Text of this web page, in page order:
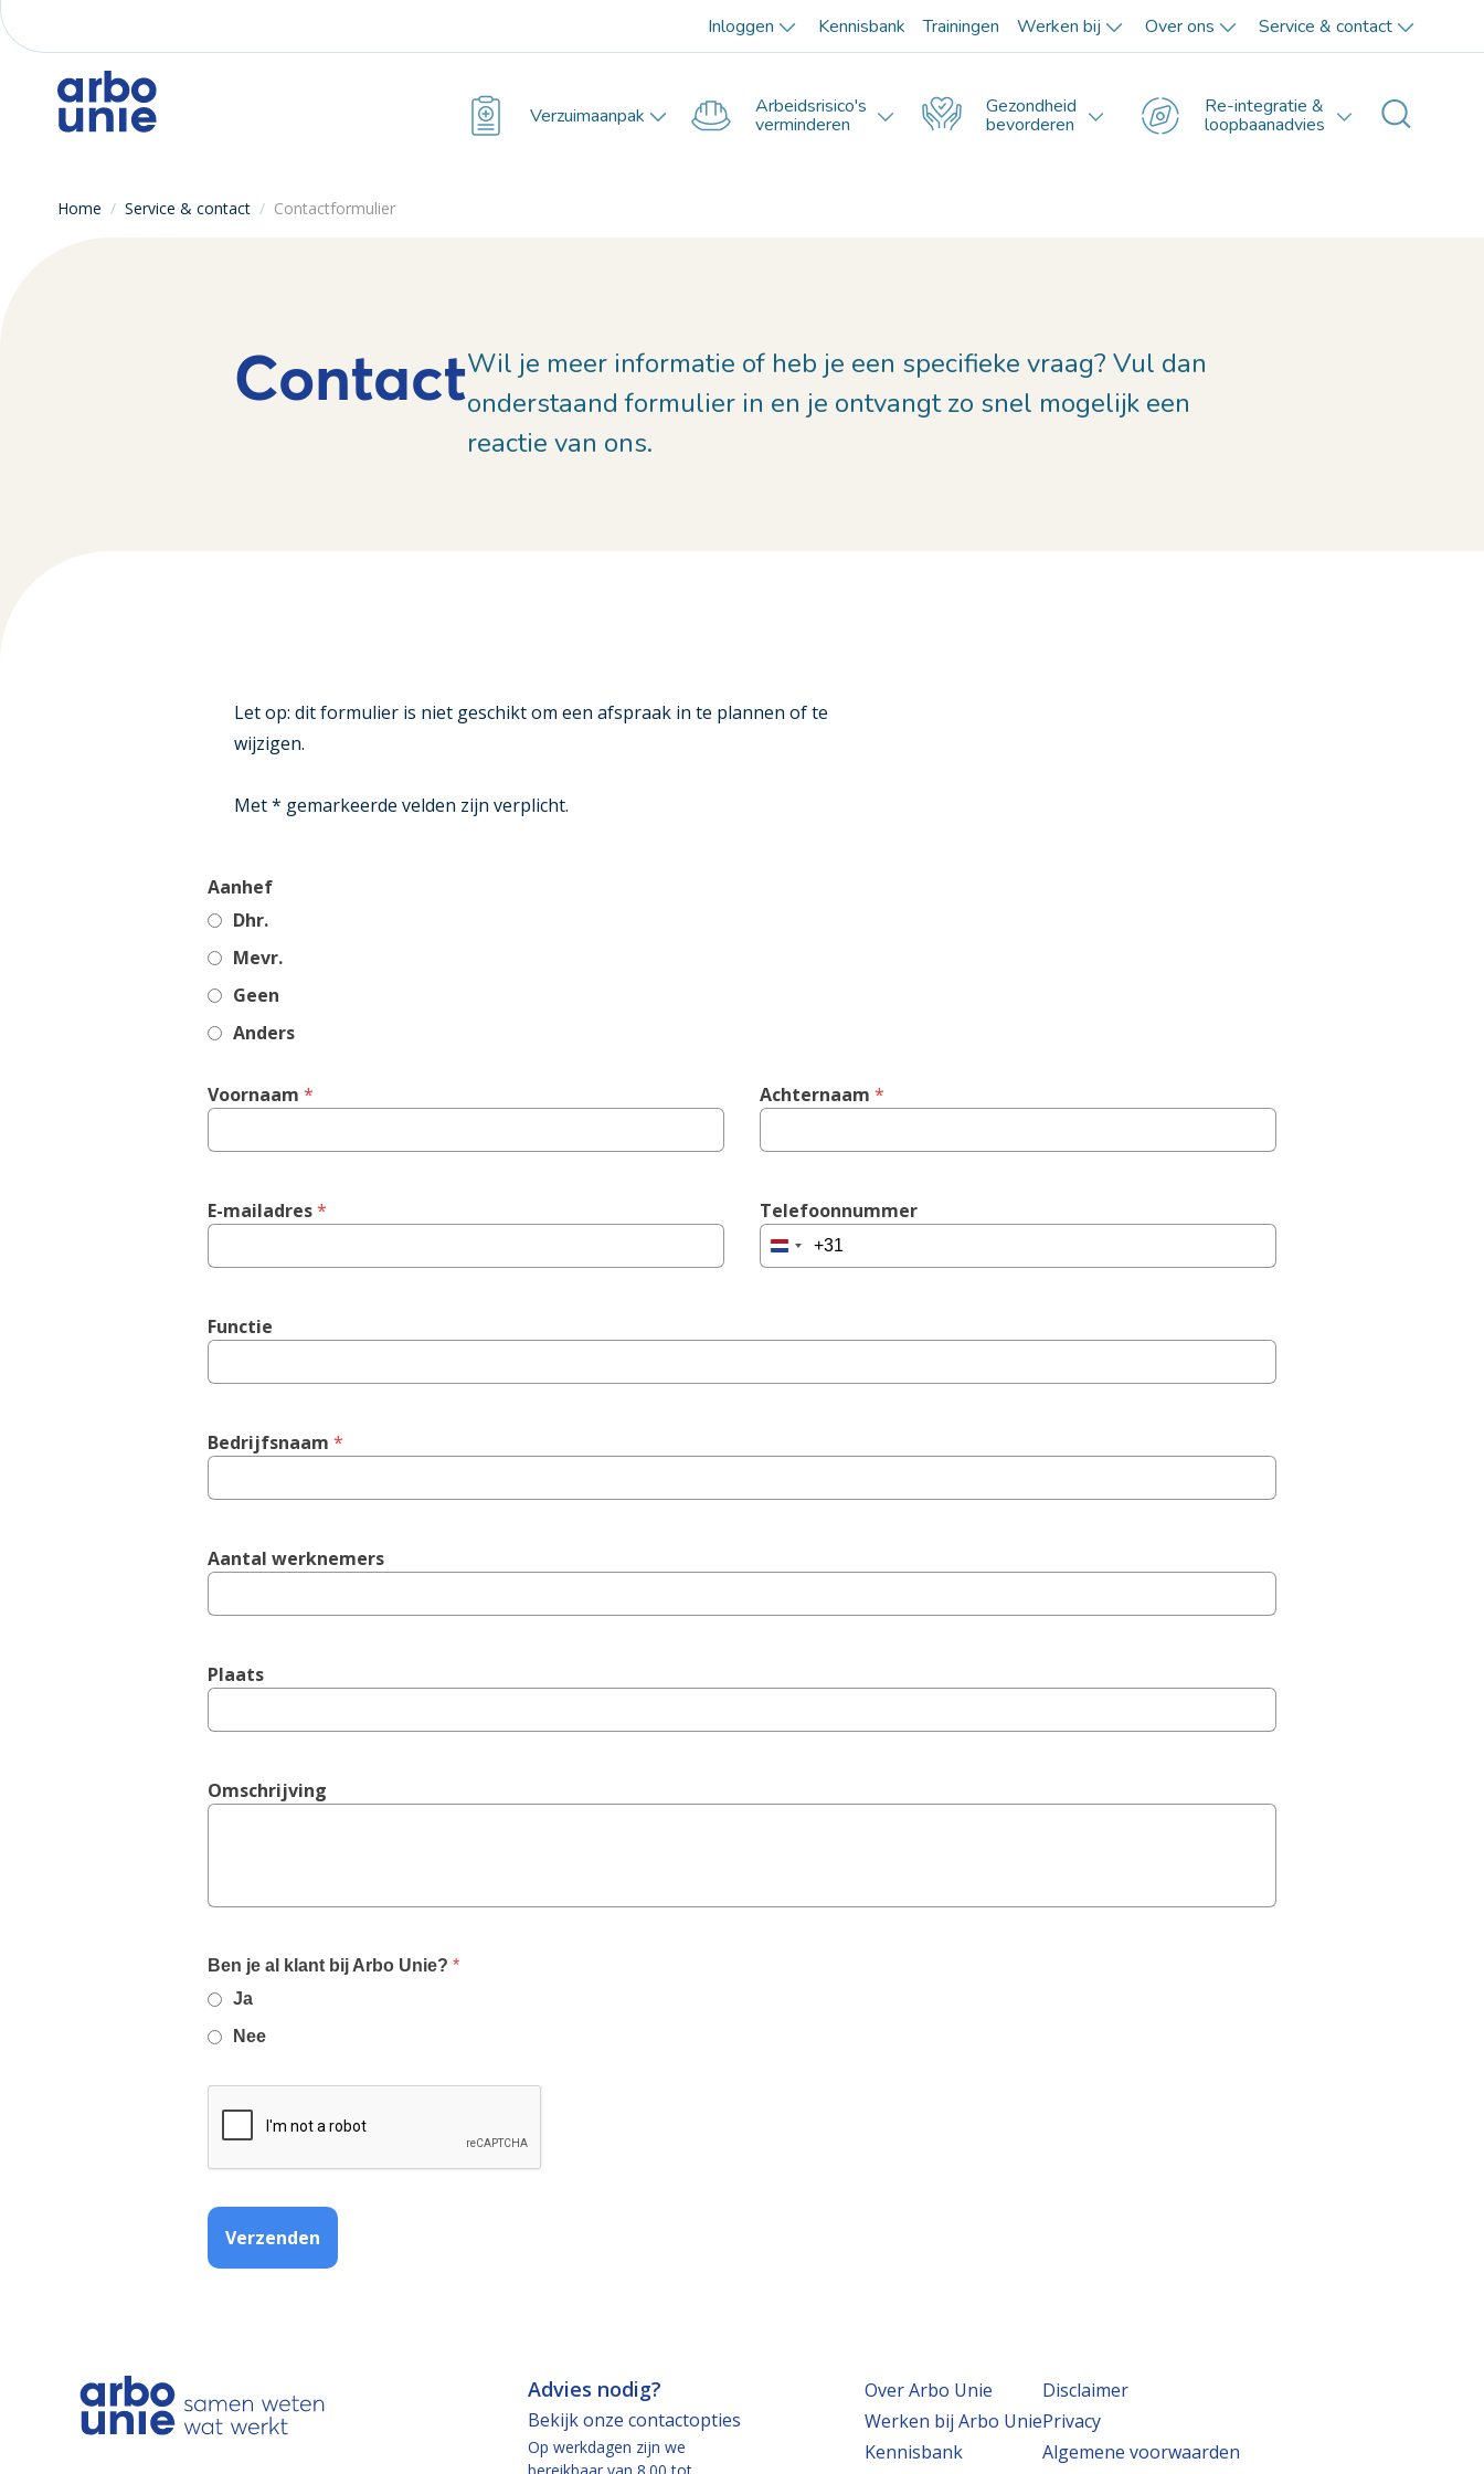
Inloggen Kennisbank Trainingen Werken bij Over ons Service & contact
Verzuimaanpak Arbeidsrisico's
verminderen
Gezondheid
bevorderen
Re-integratie &
loopbaanadvies
Home / Service & contact / Contactformulier
ContactWil je meer informatie of heb je een specifieke vraag? Vul dan
onderstaand formulier in en je ontvangt zo snel mogelijk een
reactie van ons.
Let op: dit formulier is niet geschikt om een afspraak in te plannen of te
wijzigen.
Met * gemarkeerde velden zijn verplicht.
Aanhef
Dhr.
Mevr.
Geen
Anders
Voornaam * Achternaam *
E-mailadres * Telefoonnummer
Netherlands
Functie
Bedrijfsnaam *
Aantal werknemers
Plaats
Omschrijving
Ben je al klant bij Arbo Unie? *
Ja
Nee
Verzenden
Advies nodig?
Bekijk onze contactopties
Op werkdagen zijn we
Over Arbo Unie
Werken bij Arbo Unie
Kennisbank
Disclaimer
Privacy
Algemene voorwaarden